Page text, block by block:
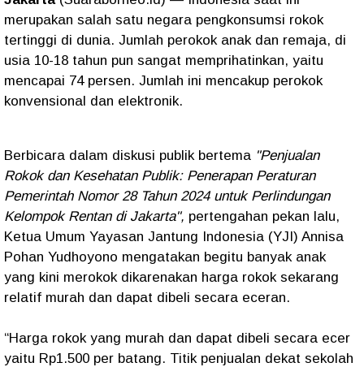
merupakan salah satu negara pengkonsumsi rokok
tertinggi di dunia. Jumlah perokok anak dan remaja, di
usia 10-18 tahun pun sangat memprihatinkan, yaitu
mencapai 74 persen. Jumlah ini mencakup perokok
konvensional dan elektronik.
Berbicara dalam diskusi publik bertema "Penjualan
Rokok dan Kesehatan Publik: Penerapan Peraturan
Pemerintah Nomor 28 Tahun 2024 untuk Perlindungan
Kelompok Rentan di Jakarta", pertengahan pekan lalu,
Ketua Umum Yayasan Jantung Indonesia (YJI) Annisa
Pohan Yudhoyono mengatakan begitu banyak anak
yang kini merokok dikarenakan harga rokok sekarang
relatif murah dan dapat dibeli secara eceran.
“Harga rokok yang murah dan dapat dibeli secara ecer
yaitu Rp1.500 per batang. Titik penjualan dekat sekolah